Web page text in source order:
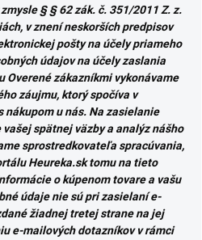
§ § 62 zák. č. 351/2011 Z. z.
v znení neskorších predpisov
pošty na účely priameho
údajov na účely zaslania
Overené zákazníkmi vykonávame
záujmu, ktorý spočíva v
u nás. Na zasielanie
spätnej väzby a analýz nášho
sprostredkovateľa spracúvania,
Heureka.sk tomu na tieto
o kúpenom tovare a vašu
údaje nie sú pri zasielaní e-
žiadnej tretej strane na jej
e-mailových dotazníkov v rámci